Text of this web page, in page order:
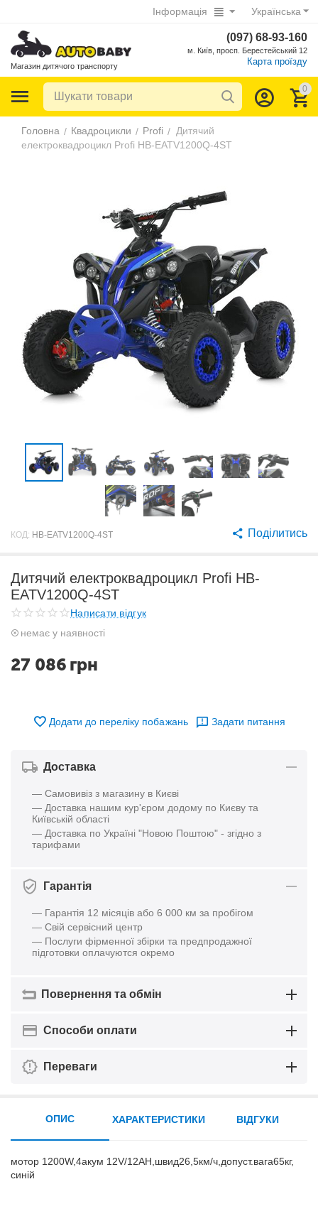
Українська
Інформація
Магазин дитячого транспорту
(097) 68-93-160
м. Київ, просп. Берестейський 12
Карта проїзду
0
Головна / Квадроцикли / Profi / Дитячий
електроквадроцикл Profi HB-EATV1200Q-4ST
КОД: HB-EATV1200Q-4ST Поділитись
Дитячий електроквадроцикл Profi HB-
EATV1200Q-4ST
Написати відгук
немає у наявності
27 086 грн
Додати до переліку побажань Задати питання
Доставка
— Самовивіз з магазину в Києві
— Доставка нашим кур'єром додому по Києву та
Київській області
— Доставка по Україні "Новою Поштою" - згідно з
тарифами
Гарантія
— Гарантія 12 місяців або 6 000 км за пробігом
— Свій сервісний центр
— Послуги фірменної збірки та предпродажної
підготовки оплачуются окремо
Повернення та обмін
Способи оплати
Переваги
ОПИС
мотор 1200W,4акум 12V/12AH,швид26,5км/ч,допуст.вага65кг,
синій
ХАРАКТЕРИСТИКИ ВІДГУКИ